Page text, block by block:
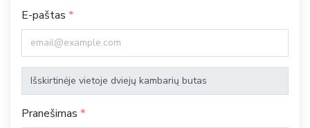
E-paštas
Pranešimas